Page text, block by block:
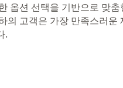
옵션 선택을 기반으로 맞춤
의 고객은 가장 만족스러운
.